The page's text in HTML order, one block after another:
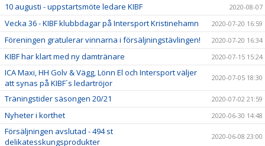
10 augusti - uppstartsmöte ledare KIBF 2020-08-07
Vecka 36 - KIBF klubbdagar på Intersport Kristinehamn 2020-07-20 16:59
Föreningen gratulerar vinnarna i försäljningstävlingen! 2020-07-20 16:34
KIBF har klart med ny damtränare 2020-07-15 15:24
ICA Maxi, HH Golv & Vägg, Lönn El och Intersport väljer
att synas på KIBF´s ledartröjor
2020-07-05 18:30
Träningstider säsongen 20/21 2020-07-02 21:59
Nyheter i korthet 2020-06-30 14:48
Försäljningen avslutad - 494 st
delikatesskungsprodukter
2020-06-08 23:00